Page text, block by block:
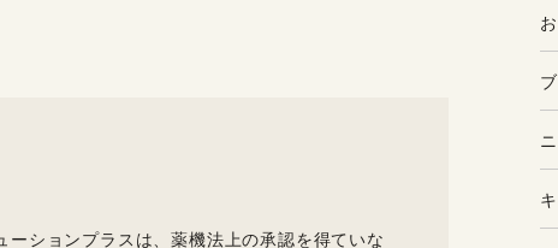
ションプラスは、薬機法上の承認を得ていな